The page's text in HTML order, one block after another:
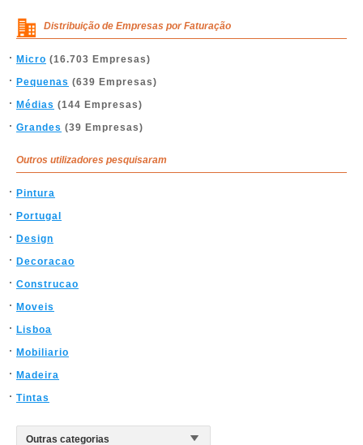
Distribuição de Empresas por Faturação
Micro (16.703 Empresas)
Pequenas (639 Empresas)
Médias (144 Empresas)
Grandes (39 Empresas)
Outros utilizadores pesquisaram
Pintura
Portugal
Design
Decoracao
Construcao
Moveis
Lisboa
Mobiliario
Madeira
Tintas